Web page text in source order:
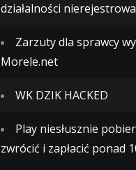
działalności
Zarzuty dla sprawcy
Morele.net
WK DZIK HACKED
Play niesłusznie
zwrócić i zapłacić ponad